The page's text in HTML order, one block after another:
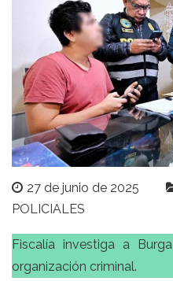
27 de junio de 2025
POLICIALES
Fiscalía investiga a
organización criminal.